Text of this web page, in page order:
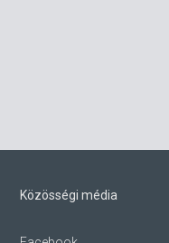
Közösségi média